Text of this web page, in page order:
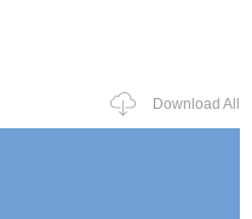
Download All